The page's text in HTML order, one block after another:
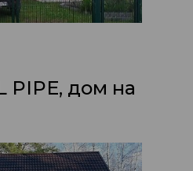
PIPE, дом на